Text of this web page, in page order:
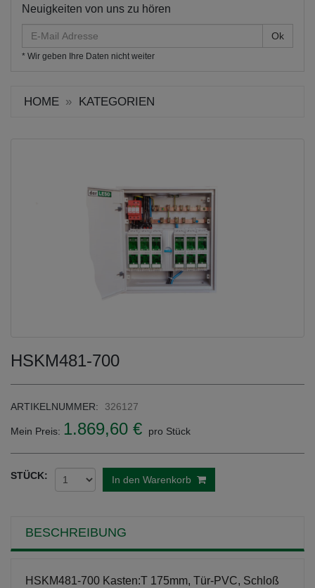
Neuigkeiten von uns zu hören
Mail
Adresse
* Wir geben Ihre Daten nicht weiter
HOME KATEGORIEN
HSKM481-700
ARTIKELNUMMER: 326127
Mein Preis: 1.869,60 € pro Stück
STÜCK: In den Warenkorb
BESCHREIBUNG
HSKM481-700 Kasten:T 175mm, Tür-PVC, Schloß